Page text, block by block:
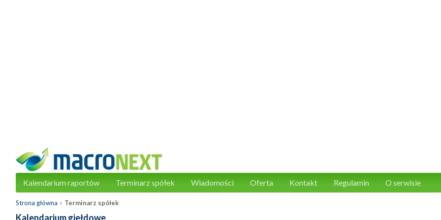
Kalendarium raportów Terminarz spółek Wiadomości Oferta Kontakt Regulamin O serwisie
Strona główna » Terminarz spółek
Kalendarium giełdowe